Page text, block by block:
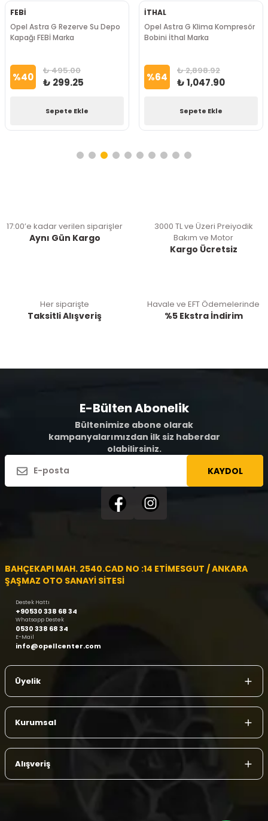
FEBİ
Opel Astra G Rezerve Su Depo
Kapağı FEBİ Marka
%40 ₺ 495.00
₺ 299.25
Sepete Ekle
İTHAL
Opel Astra G Klima Kompresör
Bobini İthal Marka
%64 ₺ 2,898.92
₺ 1,047.90
Sepete Ekle
17:00’e kadar verilen siparişler
Aynı Gün Kargo
3000 TL ve Üzeri Preiyodik
Bakım ve Motor
Kargo Ücretsiz
Her siparişte
Taksitli Alışveriş
Havale ve EFT Ödemelerinde
%5 Ekstra İndirim
E-Bülten Abonelik
Bültenimize abone olarak
kampanyalarımızdan ilk siz haberdar
olabilirsiniz.
KAYDOL
BAHÇEKAPI MAH. 2540.CAD NO :14 ETİMESGUT / ANKARA
ŞAŞMAZ OTO SANAYİ SİTESİ
Destek Hattı
+90530 338 68 34
Whatsapp Destek
0530 338 68 34
E-Mail
info@opellcenter.com
Üyelik
Kurumsal
Alışveriş